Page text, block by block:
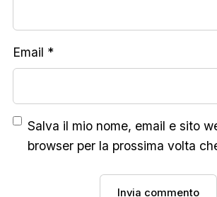
Email *
Salva il mio nome, email e sito
browser per la prossima volta